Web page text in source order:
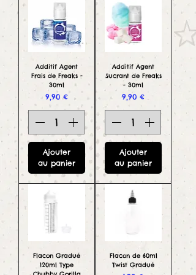
Additif Agent
Frais de Freaks -
30ml
Prix
9,90 €
Ajouter
au panier
Additif Agent
Sucrant de Freaks
- 30ml
Prix
9,90 €
Ajouter
au panier
Flacon Gradué
120ml Type
Flacon de 60ml
Twist Gradué